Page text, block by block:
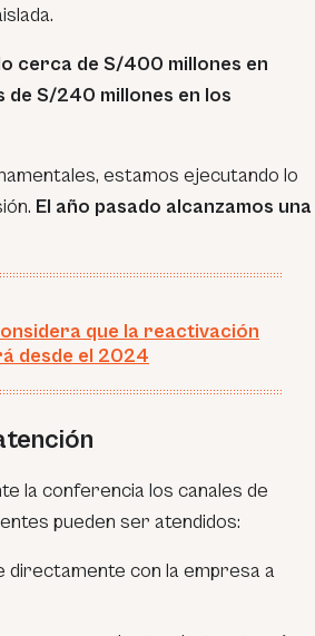
cerca de S/400 millones en
de S/240 millones en los
estamos ejecutando lo
El año pasado alcanzamos una
que la reactivación
desde el 2024
la conferencia los canales de
pueden ser atendidos:
directamente con la empresa a